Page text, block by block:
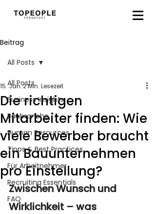
Beitrag
All Posts
Business Insights
Baubranche
Human Resources
Tipps & Best Practices
Für Arbeitnehmer
Recruiting Essentials
FAQ
All Posts
Die richtigen
Mitarbeiter finden: Wie
viele Bewerber braucht
ein Bauunternehmen
pro Einstellung?
15. Jan.2 Min. Lesezeit
Zwischen Wunsch und
Wirklichkeit – was